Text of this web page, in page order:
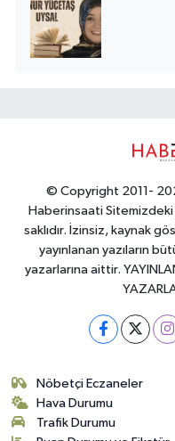
© Copyright 2011-
Haberinsaati Sitemizdeki
saklıdır. İzinsiz, kaynak
yayınlanan yazıların
yazarlarına aittir.
Nöbetçi Eczaneler
Hava Durumu
Trafik Durumu